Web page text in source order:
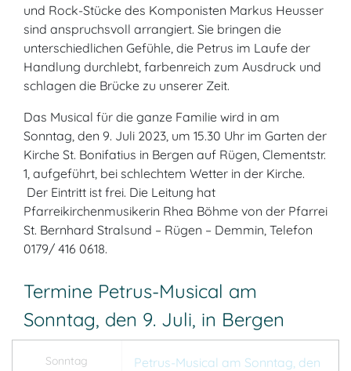
und Rock-Stücke des Komponisten Markus Heusser
sind anspruchsvoll arrangiert. Sie bringen die
unterschiedlichen Gefühle, die Petrus im Laufe der
Handlung durchlebt, farbenreich zum Ausdruck und
schlagen die Brücke zu unserer Zeit.
Das Musical für die ganze Familie wird in am
Sonntag, den 9. Juli 2023, um 15.30 Uhr im Garten der
Kirche St. Bonifatius in Bergen auf Rügen, Clementstr.
1, aufgeführt, bei schlechtem Wetter in der Kirche.
Der Eintritt ist frei. Die Leitung hat
Pfarreikirchenmusikerin Rhea Böhme von der Pfarrei
St. Bernhard Stralsund – Rügen – Demmin, Telefon
0179/ 416 0618.
Termine Petrus-Musical am
Sonntag, den 9. Juli, in Bergen
Sonntag
Petrus-Musical am Sonntag, den